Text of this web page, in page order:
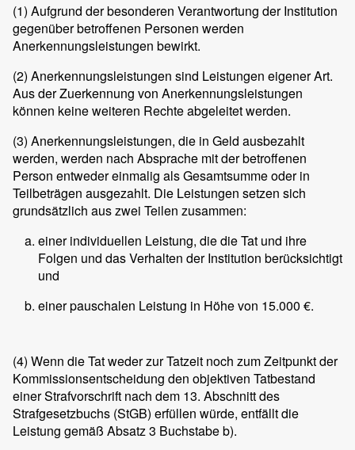
(1) Aufgrund der besonderen Verantwortung der Institution
gegenüber betroffenen Personen werden
Anerkennungsleistungen bewirkt.
(2) Anerkennungsleistungen sind Leistungen eigener Art.
Aus der Zuerkennung von Anerkennungsleistungen
können keine weiteren Rechte abgeleitet werden.
(3) Anerkennungsleistungen, die in Geld ausbezahlt
werden, werden nach Absprache mit der betroffenen
Person entweder einmalig als Gesamtsumme oder in
Teilbeträgen ausgezahlt. Die Leistungen setzen sich
grundsätzlich aus zwei Teilen zusammen:
einer individuellen Leistung, die die Tat und ihre
Folgen und das Verhalten der Institution berücksichtigt
und
einer pauschalen Leistung in Höhe von 15.000 €.
(4) Wenn die Tat weder zur Tatzeit noch zum Zeitpunkt der
Kommissionsentscheidung den objektiven Tatbestand
einer Strafvorschrift nach dem 13. Abschnitt des
Strafgesetzbuchs (StGB) erfüllen würde, entfällt die
Leistung gemäß Absatz 3 Buchstabe b).